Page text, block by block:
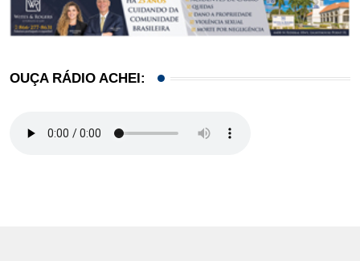
OUÇA RÁDIO ACHEI: